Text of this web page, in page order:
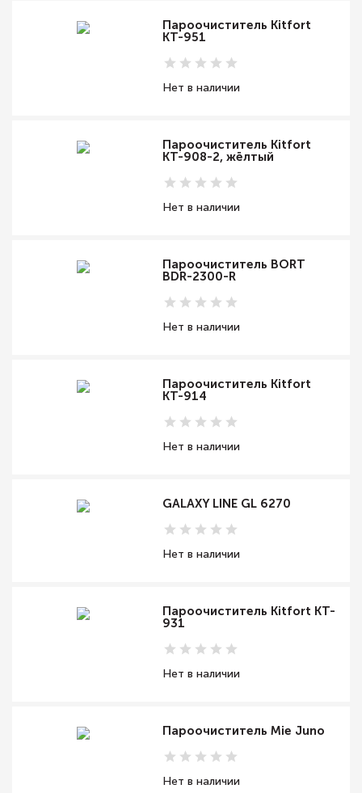
Пароочиститель Kitfort
КТ-951
Нет в наличии
Пароочиститель Kitfort
КТ-908-2, жёлтый
Нет в наличии
Пароочиститель BORT
BDR-2300-R
Нет в наличии
Пароочиститель Kitfort
КТ-914
Нет в наличии
GALAXY LINE GL 6270
Нет в наличии
Пароочиститель Kitfort KT-
931
Нет в наличии
Пароочиститель Mie Juno
Нет в наличии